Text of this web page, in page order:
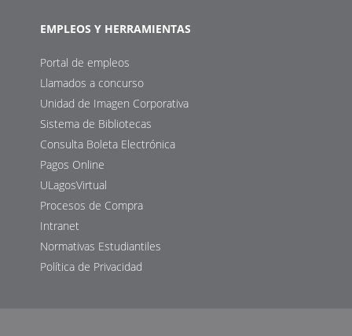
EMPLEOS Y HERRAMIENTAS
Portal de empleos
Llamados a concurso
Unidad de Imagen Corporativa
Sistema de Bibliotecas
Consulta Boleta Electrónica
Pagos Online
ULagosVirtual
Procesos de Compra
Intranet
Normativas Estudiantiles
Política de Privacidad